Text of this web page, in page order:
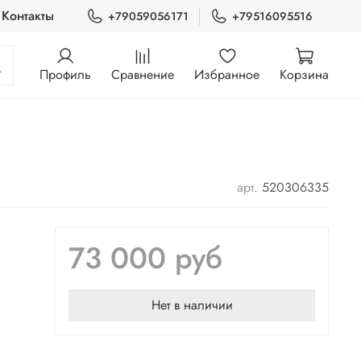
Контакты +79059056171 +79516095516
Профиль Сравнение Избранное Корзина
арт. 520306335
73 000 руб
Нет в наличии